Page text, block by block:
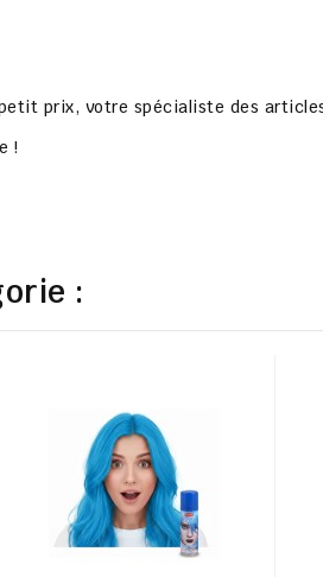
prix, votre spécialiste des
!
: